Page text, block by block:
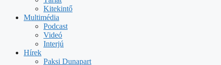
Kitekintő
Multimédia
Podcast
Videó
Interjú
Hírek
Paksi Dunapart